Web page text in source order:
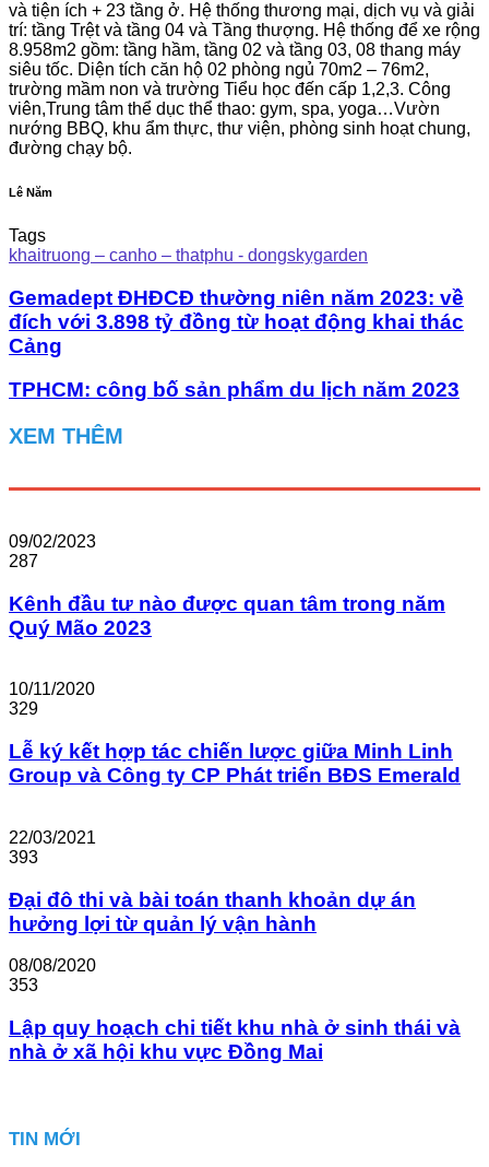
và tiện ích + 23 tầng ở. Hệ thống thương mại, dịch vụ và giải
trí: tầng Trệt và tầng 04 và Tầng thượng. Hệ thống để xe rộng
8.958m2 gồm: tầng hầm, tầng 02 và tầng 03, 08 thang máy
siêu tốc. Diện tích căn hộ 02 phòng ngủ 70m2 – 76m2,
trường mầm non và trường Tiểu học đến cấp 1,2,3. Công
viên,Trung tâm thể dục thể thao: gym, spa, yoga…Vườn
nướng BBQ, khu ẩm thực, thư viện, phòng sinh hoạt chung,
đường chạy bộ.
Lê Năm
Tags
khaitruong – canho – thatphu - dongskygarden
Gemadept ĐHĐCĐ thường niên năm 2023: về
đích với 3.898 tỷ đồng từ hoạt động khai thác
Cảng
TPHCM: công bố sản phẩm du lịch năm 2023
XEM THÊM
09/02/2023
287
Kênh đầu tư nào được quan tâm trong năm
Quý Mão 2023
10/11/2020
329
Lễ ký kết hợp tác chiến lược giữa Minh Linh
Group và Công ty CP Phát triển BĐS Emerald
22/03/2021
393
Đại đô thi và bài toán thanh khoản dự án
hưởng lợi từ quản lý vận hành
08/08/2020
353
Lập quy hoạch chi tiết khu nhà ở sinh thái và
nhà ở xã hội khu vực Đồng Mai
TIN MỚI